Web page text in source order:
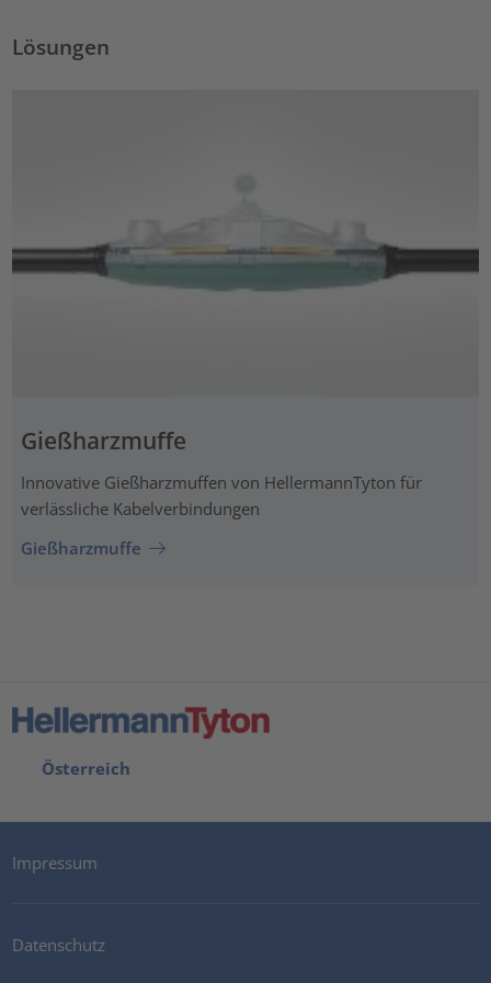
Lösungen
Gießharzmuffe
Innovative Gießharzmuffen von HellermannTyton für
verlässliche Kabelverbindungen
Gießharzmuffe
Österreich
Impressum
Datenschutz